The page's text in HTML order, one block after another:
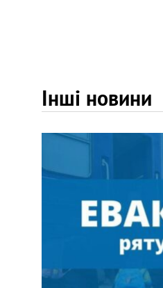
Інші новини